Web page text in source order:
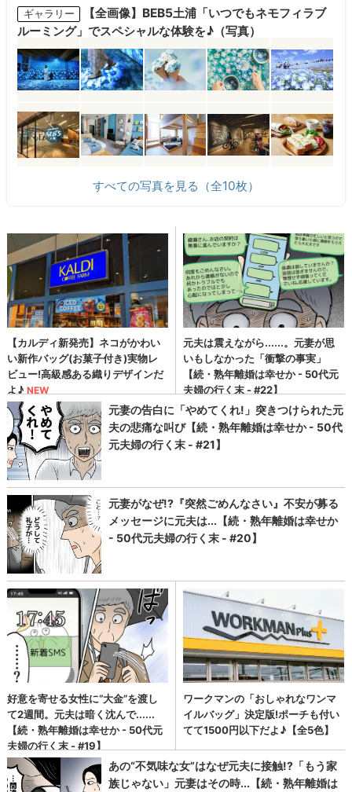
ギャラリー
【全画像】BEB5土浦「いつでもネモフィラブ
ルーミング」でスペシャルな体験を♪（写真）
すべての写真を見る（全10枚）